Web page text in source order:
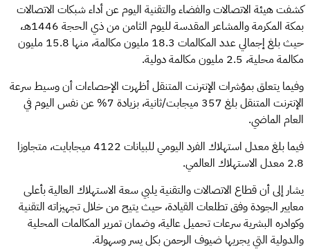
كشفت هيئة الاتصالات والفضاء والتقنية اليوم عن أداء شبكات الاتصالات
بمكة المكرمة والمشاعر المقدسة لليوم الثامن من ذي الحجة 1446هـ،
حيث بلغ إجمالي عدد المكالمات 18.3 مليون مكالمة، منها 15.8 مليون
مكالمة محلية، 2.5 مليون مكالمة دولية.
وفيما يتعلق بمؤشرات الإنترنت المتنقل أظهرت الإحصاءات أن وسيط سرعة
الإنترنت المتنقل بلغ 357 ميجابت/ثانية، بزيادة 7% عن نفس اليوم في
العام الماضي.
فيما بلغ معدل استهلاك الفرد اليومي للبيانات 4122 ميجابايت، متجاوزا
2.8 معدل الاستهلاك العالمي.
يشار إلى أن قطاع الاتصالات والتقنية يلبي سعة الاستهلاك العالية بأعلى
معايير الجودة وفق تطلعات القيادة، حيث يتيح من خلال تجهيزاته التقنية
وكوادره البشرية سرعات تحميل عالية، وضمان تمرير المكالمات المحلية
والدولية التي يجريها ضيوف الرحمن بكل يسر وسهولة.